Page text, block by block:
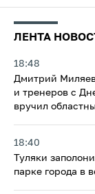
ЛЕНТА
18:48
Дмитрий
и тренеров с
вручил
18:40
Туляки
парке города в